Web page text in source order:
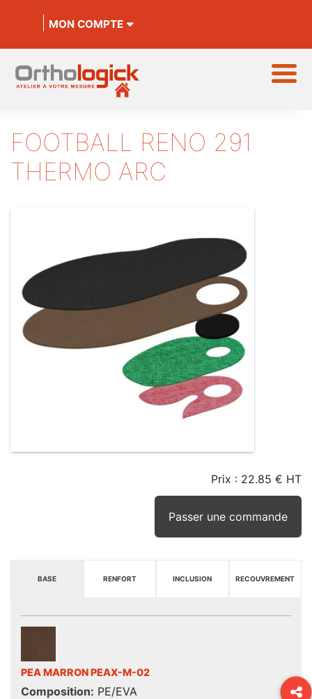
MON COMPTE
FOOTBALL RENO 291
THERMO ARC
STOCK
Prix : 22.85 € HT
Passer une commande
BASE RENFORT INCLUSION RECOUVREMENT
PEA MARRON PEAX-M-02
Composition: PE/EVA